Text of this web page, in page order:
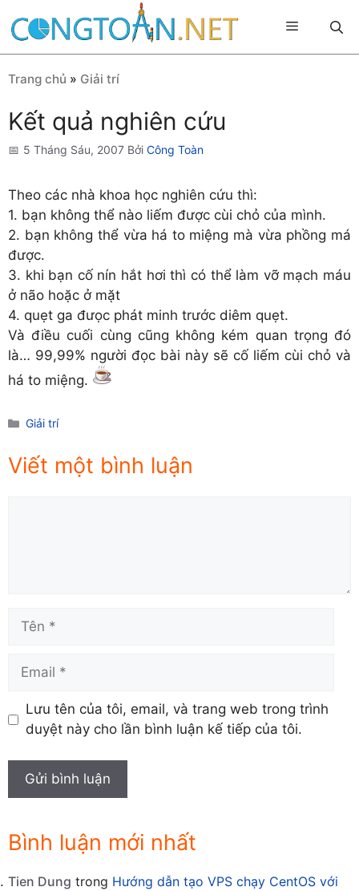
đến
Menu
Trang chủ » Giải trí
Kết quả nghiên cứu
5 Tháng Sáu, 2007 Bởi Công Toàn
Theo các nhà khoa học nghiên cứu thì:
1. bạn không thể nào liếm được cùi chỏ của mình.
2. bạn không thể vừa há to miệng mà vừa phồng má
được.
3. khi bạn cố nín hắt hơi thì có thể làm vỡ mạch máu
ở não hoặc ở mặt
4. quẹt ga đưọc phát minh trước diêm quẹt.
Và điều cuối cùng cũng không kém quan trọng đó
là… 99,99% người đọc bài này sẽ cố liếm cùi chỏ và
há to miệng.
Danh
Giải trí
Viết một bình luận
Tên
Email
Lưu tên của tôi, email, và trang web trong trình
duyệt này cho lần bình luận kế tiếp của tôi.
Bình luận mới nhất
Tien Dung trong Hướng dẫn tạo VPS chạy CentOS với